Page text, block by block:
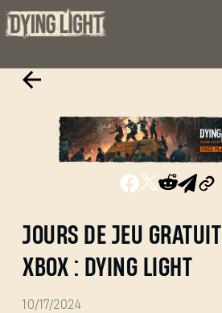
JOURS DE JEU GRATUIT
XBOX : DYING LIGHT
10/17/2024